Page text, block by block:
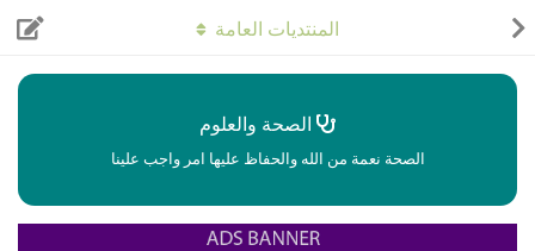
الصحة والعلوم
الصحة نعمة من الله والحفاظ عليها امر واجب علينا
المنتديات العامة